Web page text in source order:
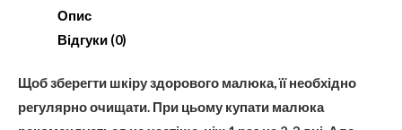
Опис
Відгуки (0)
Щоб зберегти шкіру здорового малюка, її необхідно
регулярно очищати. При цьому купати малюка